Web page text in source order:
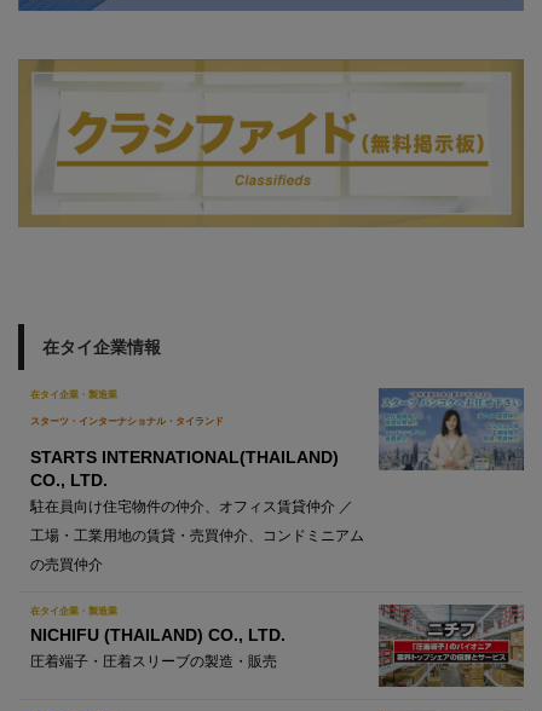
在タイ企業情報
在タイ企業・製造業
スターツ・インターナショナル・タイランド
STARTS INTERNATIONAL(THAILAND)
CO., LTD.
駐在員向け住宅物件の仲介、オフィス賃貸仲介 ／
工場・工業用地の賃貸・売買仲介、コンドミニアム
の売買仲介
在タイ企業・製造業
NICHIFU (THAILAND) CO., LTD.
圧着端子・圧着スリーブの製造・販売